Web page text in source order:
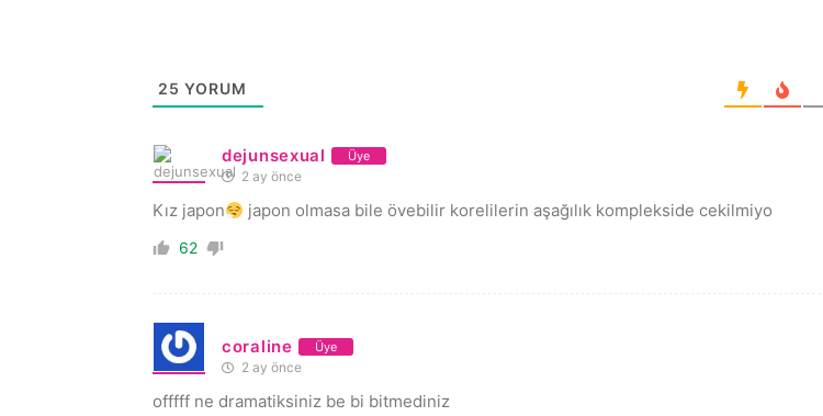
25 YORUM
dejunsexual Üye
2 ay önce
Kız japon japon olmasa bile övebilir korelilerin aşağılık komplekside cekilmiyo
62
coraline Üye
2 ay önce
offfff ne dramatiksiniz be bi bitmediniz